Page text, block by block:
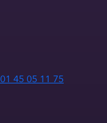
01 45 05 11 75